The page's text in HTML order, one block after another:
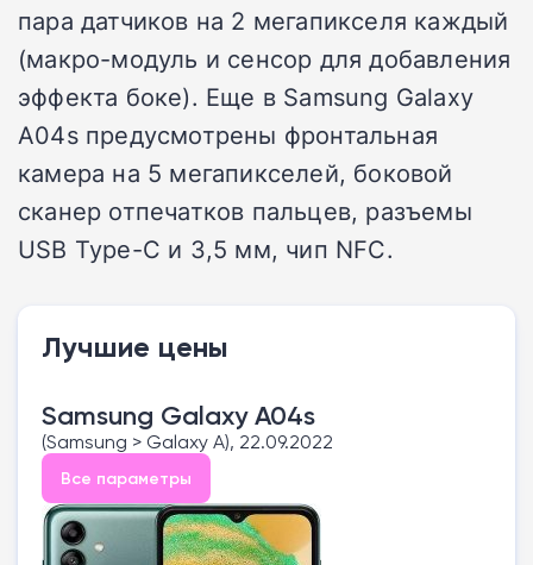
пара датчиков на 2 мегапикселя каждый
(макро-модуль и сенсор для добавления
эффекта боке). Еще в Samsung Galaxy
A04s предусмотрены фронтальная
камера на 5 мегапикселей, боковой
сканер отпечатков пальцев, разъемы
USB Type-C и 3,5 мм, чип NFC.
Лучшие цены
Samsung Galaxy A04s
(Samsung > Galaxy A), 22.09.2022
Все параметры